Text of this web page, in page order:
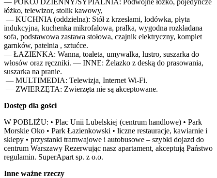
łóżko, telewizor, stolik kawowy,
indukcyjna, kuchenka mikrofalowa, pralka, wygodna rozkładana
sofa, podstawowa zastawa stołowa, czajnik elektryczny, komplet
garnków, patelnia , sztućce.
— ŁAZIENKA: Wanna, toaleta, umywalka, lustro, suszarka do
włosów oraz ręczniki. — INNE: Żelazko z deską do prasowania,
suszarka na pranie.
— ZWIERZĘTA: Zwierzęta nie są akceptowane.
Dostęp dla gości
W POBLIŻU: • Plac Unii Lubelskiej (centrum handlowe) • Park
Morskie Oko • Park Łazienkowski • liczne restauracje, kawiarnie i
sklepy • przystanki tramwajowe i autobusowe – szybki dojazd do
centrum Warszawy Rezerwując nasz apartament, akceptują Państwo
regulamin. SuperApart sp. z o.o.
Inne ważne rzeczy